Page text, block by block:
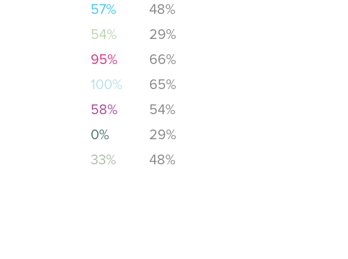
57%
48%
54%
29%
95%
66%
100%
65%
58%
54%
0%
29%
33% 48%